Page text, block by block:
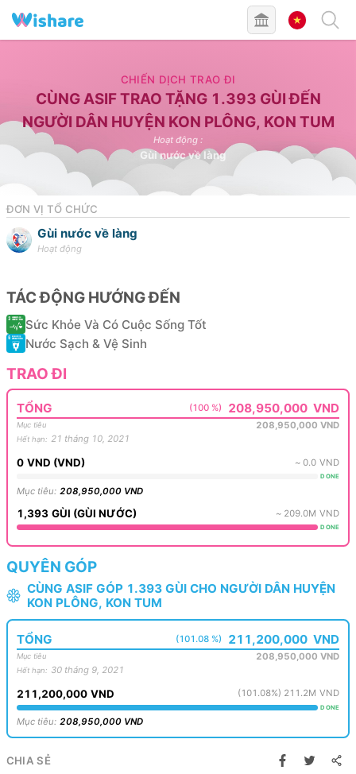
CHIẾN DỊCH TRAO ĐI
CÙNG ASIF TRAO TẶNG 1.393 GÙI ĐẾN
NGƯỜI DÂN HUYỆN KON PLÔNG, KON TUM
Hoạt động :
Gùi nước về làng
ĐƠN VỊ TỔ CHỨC
Gùi nước về làng
Hoạt động
TÁC ĐỘNG HƯỚNG ĐẾN
Sức Khỏe Và Có Cuộc Sống Tốt
Nước Sạch & Vệ Sinh
TRAO ĐI
TỔNG (100 %) 208,950,000 VND
Mục tiêu 208,950,000 VND
Hết hạn: 21 tháng 10, 2021
0 VND (VND) ~ 0.0 VND
DONE
Mục tiêu: 208,950,000 VND
1,393 GÙI (GÙI NƯỚC) ~ 209.0M VND
DONE
QUYÊN GÓP
CÙNG ASIF GÓP 1.393 GÙI CHO NGƯỜI DÂN HUYỆN
KON PLÔNG, KON TUM
TỔNG (101.08 %) 211,200,000 VND
Mục tiêu 208,950,000 VND
Hết hạn: 30 tháng 9, 2021
211,200,000 VND (101.08%) 211.2M VND
DONE
Mục tiêu: 208,950,000 VND
CHIA SẺ